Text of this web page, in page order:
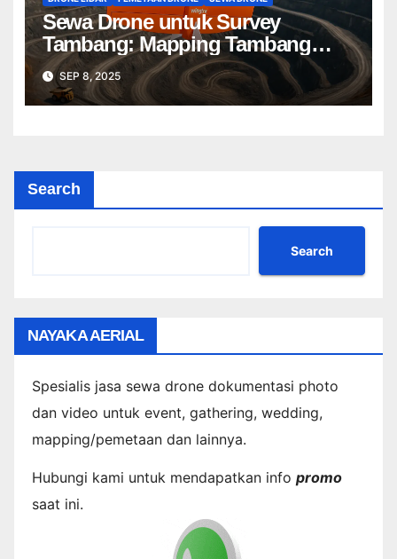
Sewa Drone untuk Survey
Tambang: Mapping Tambang
Profesional Lebih Cepat & Akurat
SEP 8, 2025
Search
Search
NAYAKA AERIAL
Spesialis jasa sewa drone dokumentasi photo
dan video untuk event, gathering, wedding,
mapping/pemetaan dan lainnya.
Hubungi kami untuk mendapatkan info promo
saat ini.